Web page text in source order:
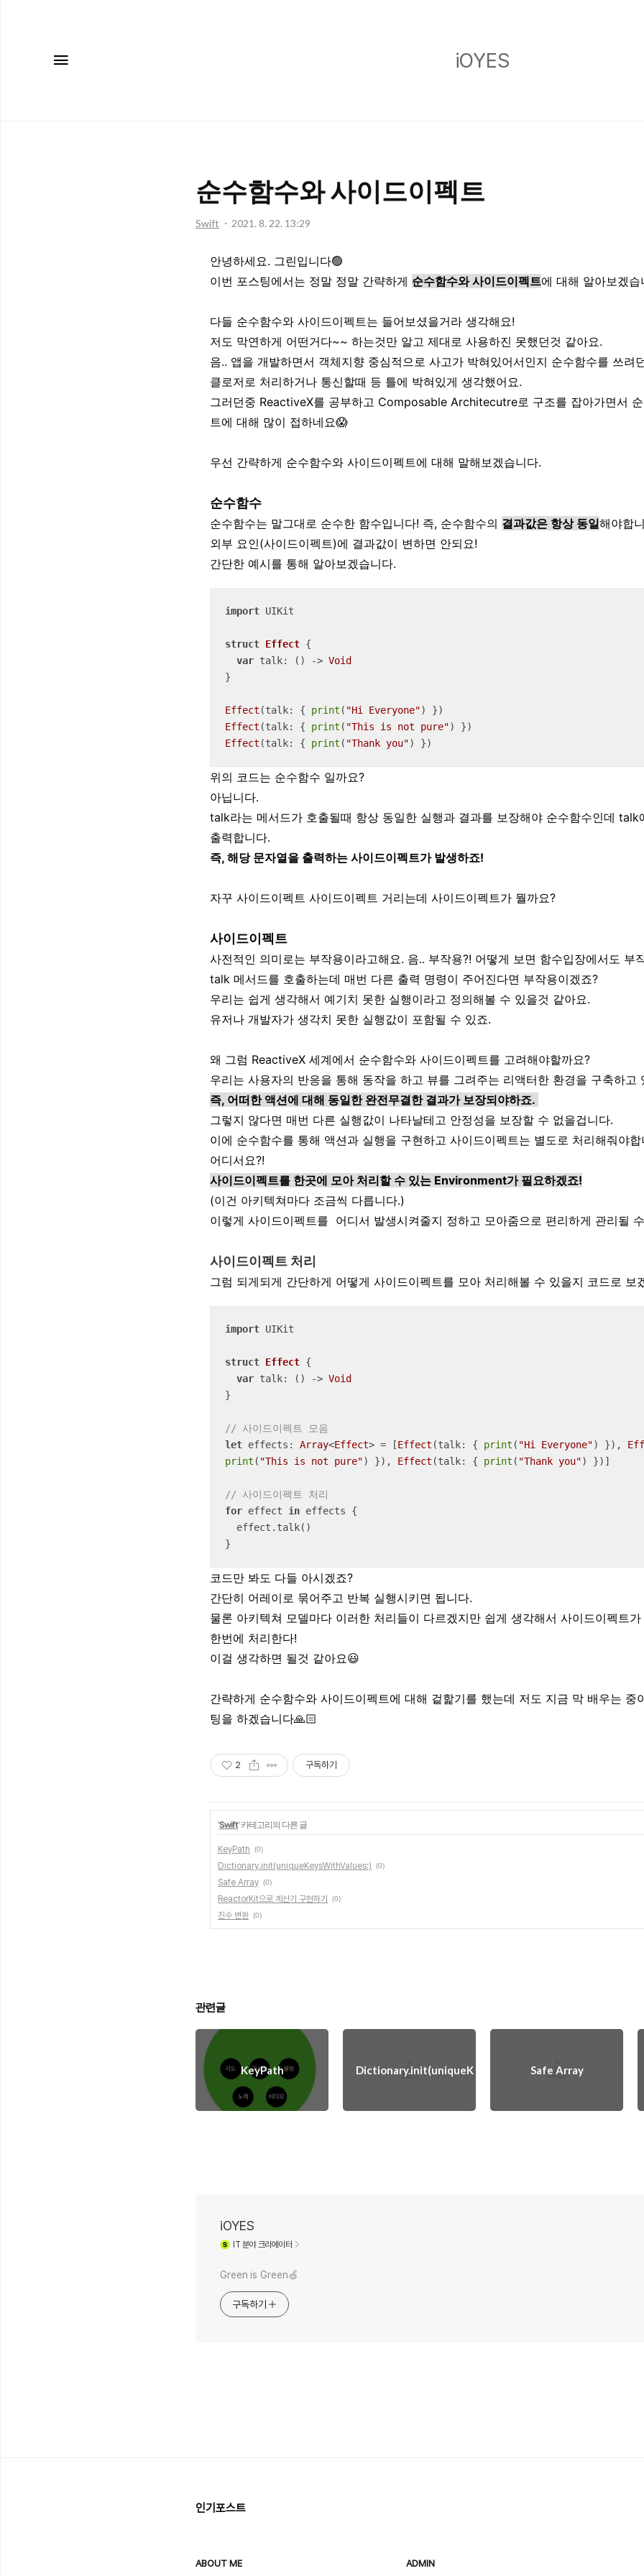
iOYES
순수함수와 사이드이펙트
Swift 2021. 8. 22. 13:29
안녕하세요. 그린입니다🟢
이번 포스팅에서는 정말 정말 간략하게 순수함수와 사이드이펙트에 대해 알아보겠습
다들 순수함수와 사이드이펙트는 들어보셨을거라 생각해요!
저도 막연하게 어떤거다~~ 하는것만 알고 제대로 사용하진 못했던것 같아요.
음.. 앱을 개발하면서 객체지향 중심적으로 사고가 박혀있어서인지 순수함수를 쓰려
클로저로 처리하거나 통신할때 등 틀에 박혀있게 생각했어요.
그러던중 ReactiveX를 공부하고 Composable Architecutre로 구조를 잡아가면서
트에 대해 많이 접하네요😱
우선 간략하게 순수함수와 사이드이펙트에 대해 말해보겠습니다.
순수함수
순수함수는 말그대로 순수한 함수입니다! 즉, 순수함수의 결과값은 항상 동일해야합
외부 요인(사이드이펙트)에 결과값이 변하면 안되요!
간단한 예시를 통해 알아보겠습니다.
import UIKit
struct Effect {
var talk: () -> Void
}
Effect (talk: { print ( "Hi Everyone"
Effect (talk: { print ( "This is not pure"
Effect (talk: { print ( "Thank you") })
위의 코드는 순수함수 일까요?
아닙니다.
talk라는 메서드가 호출될때 항상 동일한 실행과 결과를 보장해야 순수함수인데 talk
출력합니다.
즉, 해당 문자열을 출력하는 사이드이펙트가 발생하죠!
자꾸 사이드이펙트 사이드이펙트 거리는데 사이드이펙트가 뭘까요?
사이드이펙트
사전적인 의미로는 부작용이라고해요. 음.. 부작용?! 어떻게 보면 함수입장에서도 부
talk 메서드를 호출하는데 매번 다른 출력 명령이 주어진다면 부작용이겠죠?
우리는 쉽게 생각해서 예기치 못한 실행이라고 정의해볼 수 있을것 같아요.
유저나 개발자가 생각치 못한 실행값이 포함될 수 있죠.
왜 그럼 ReactiveX 세계에서 순수함수와 사이드이펙트를 고려해야할까요?
우리는 사용자의 반응을 통해 동작을 하고 뷰를 그려주는 리액터한 환경을 구축하고
즉, 어떠한 액션에 대해 동일한 완전무결한 결과가 보장되야하죠.
그렇지 않다면 매번 다른 실행값이 나타날테고 안정성을 보장할 수 없을겁니다.
이에 순수함수를 통해 액션과 실행을 구현하고 사이드이펙트는 별도로 처리해줘야합
어디서요?!
사이드이펙트를 한곳에 모아 처리할 수 있는 Environment가 필요하겠죠!
(이건 아키텍쳐마다 조금씩 다릅니다.)
이렇게 사이드이펙트를 어디서 발생시켜줄지 정하고 모아줌으로 편리하게 관리될
사이드이펙트 처리
그럼 되게되게 간단하게 어떻게 사이드이펙트를 모아 처리해볼 수 있을지 코드로 보
import UIKit
struct Effect {
var talk: () -> Void
}
// 사이드이펙트 모음
let effects: Array<Effect> = [Effect (talk: { print ( "Hi Everyone") }),
print ( "This is not pure") }), Effect (talk: { print ( "Thank you") })]
// 사이드이펙트 처리
for effect in effects {
}
코드만 봐도 다들 아시겠죠?
간단히 어레이로 묶어주고 반복 실행시키면 됩니다.
물론 아키텍쳐 모델마다 이러한 처리들이 다르겠지만 쉽게 생각해서 사이드이펙트
한번에 처리한다!
이걸 생각하면 될것 같아요😃
간략하게 순수함수와 사이드이펙트에 대해 겉핥기를 했는데 저도 지금 막 배우는 중
팅을 하겠습니다🙏🏻
2 구독하기
'Swift' 카테고리의 다른 글
KeyPath (0)
Dictionary.init(uniqueKeysWithValues:) (0)
Safe Array (0)
ReactorKit으로 계산기 구현하기 (0)
진수 변환 (0)
관련글
KeyPath Dictionary.init(uniqueKeysWithValues:)Safe Array
iOYES
IT 분야 크리에이터
Green is Green🍏
구독하기
인기포스트
ABOUT ME ADMIN